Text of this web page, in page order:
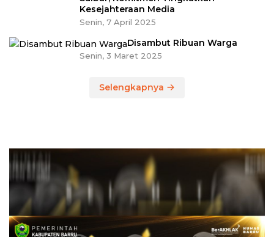
Kesejahteraan Media
Senin, 7 April 2025
Disambut Ribuan Warga
Senin, 3 Maret 2025
Selengkapnya